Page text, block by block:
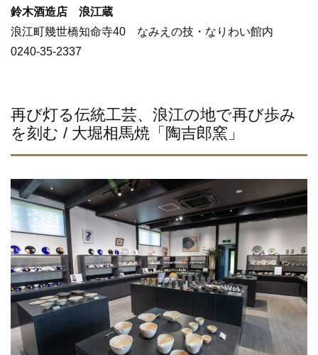
鈴木酒造店 浪江蔵
浪江町幾世橋知命寺40 なみえの技・なりわい館内
0240-35-2337
再び灯る伝統工芸、浪江の地で再び歩み
を刻む / 大堀相馬焼「陶吉郎窯」